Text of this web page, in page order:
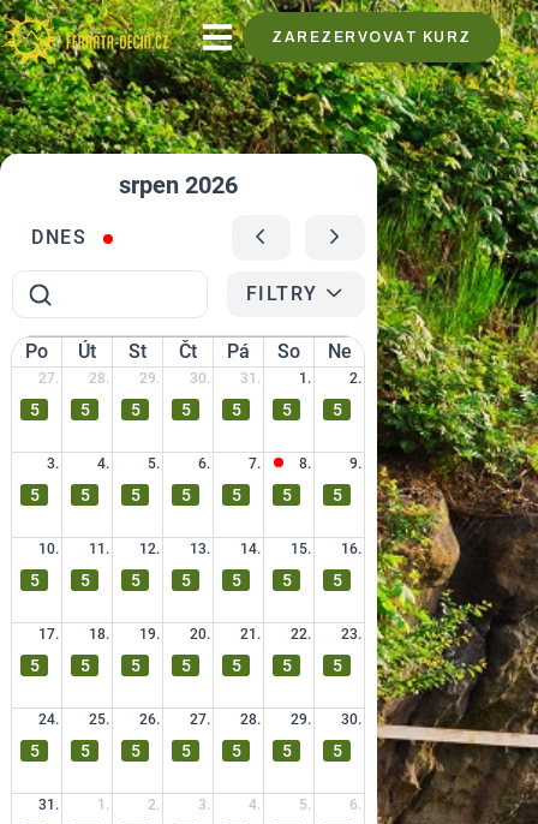
ZAREZERVOVAT KURZ
DNES
srpen 2026
FILTRY
Po Út St Čt Pá So Ne
27.
5
28.
5
29.
5
30.
5
31.
5
1.
5
2.
5
3.
5
4.
5
5.
5
6.
5
7.
5
8.
5
9.
5
10.
5
11.
5
12.
5
13.
5
14.
5
15.
5
16.
5
17.
5
18.
5
19.
5
20.
5
21.
5
22.
5
23.
5
24.
5
25.
5
26.
5
27.
5
28.
5
29.
5
30.
5
31. 1. 2. 3. 4. 5. 6.